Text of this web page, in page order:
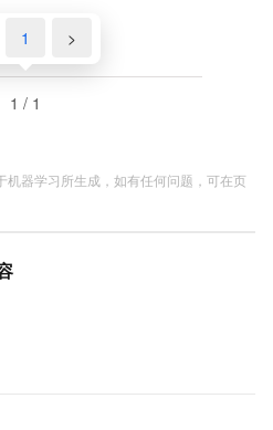
1 >
1 / 1
器学习所生成，如有任何问题，可在页